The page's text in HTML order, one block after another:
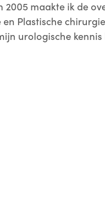
2005 maakte ik de
Plastische
urologische kennis